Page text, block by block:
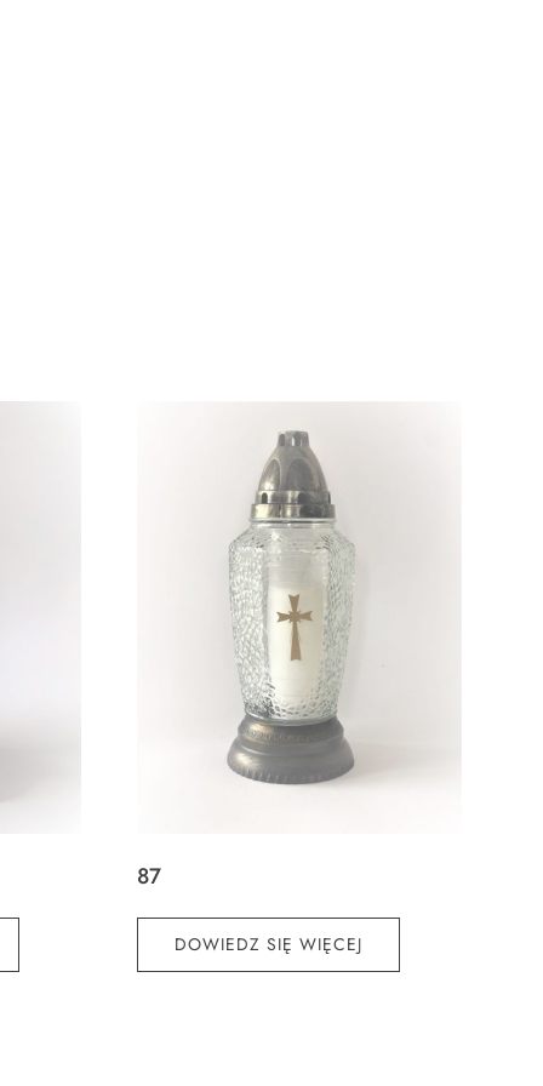
87
DOWIEDZ SIĘ WIĘCEJ